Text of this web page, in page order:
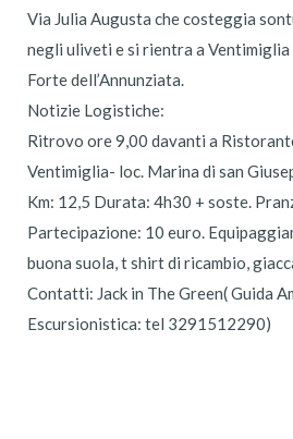
Via Julia Augusta che costeggia
negli uliveti e si rientra a Ventimiglia
Forte dell’Annunziata.
Notizie Logistiche:
Ritrovo ore 9,00 davanti a
Ventimiglia- loc. Marina di san
Km: 12,5 Durata: 4h30 + soste.
Partecipazione: 10 euro.
buona suola, t shirt di ricambio,
Contatti: Jack in The Green( Guida
Escursionistica: tel 3291512290)